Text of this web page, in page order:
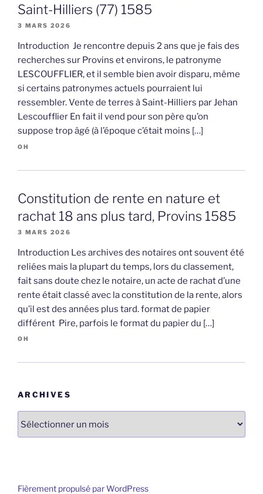
Saint-Hilliers (77) 1585
3 MARS 2026
Introduction Je rencontre depuis 2 ans que je fais des
recherches sur Provins et environs, le patronyme
LESCOUFFLIER, et il semble bien avoir disparu, même
si certains patronymes actuels pourraient lui
ressembler. Vente de terres à Saint-Hilliers par Jehan
Lescoufflier En fait il vend pour son père qu’on
suppose trop âgé (à l’époque c’était moins […]
OH
Constitution de rente en nature et
rachat 18 ans plus tard, Provins 1585
3 MARS 2026
Introduction Les archives des notaires ont souvent été
reliées mais la plupart du temps, lors du classement,
fait sans doute chez le notaire, un acte de rachat d’une
rente était classé avec la constitution de la rente, alors
qu’il est des années plus tard. format de papier
différent Pire, parfois le format du papier du […]
OH
ARCHIVES
Fièrement propulsé par WordPress